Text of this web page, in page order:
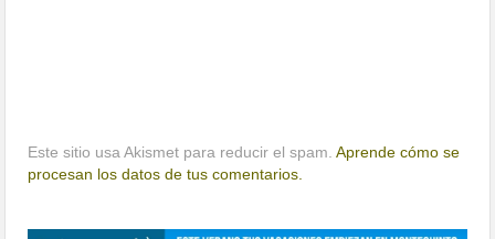
Este sitio usa Akismet para reducir el spam.Aprende cómo se
procesan los datos de tus comentarios.